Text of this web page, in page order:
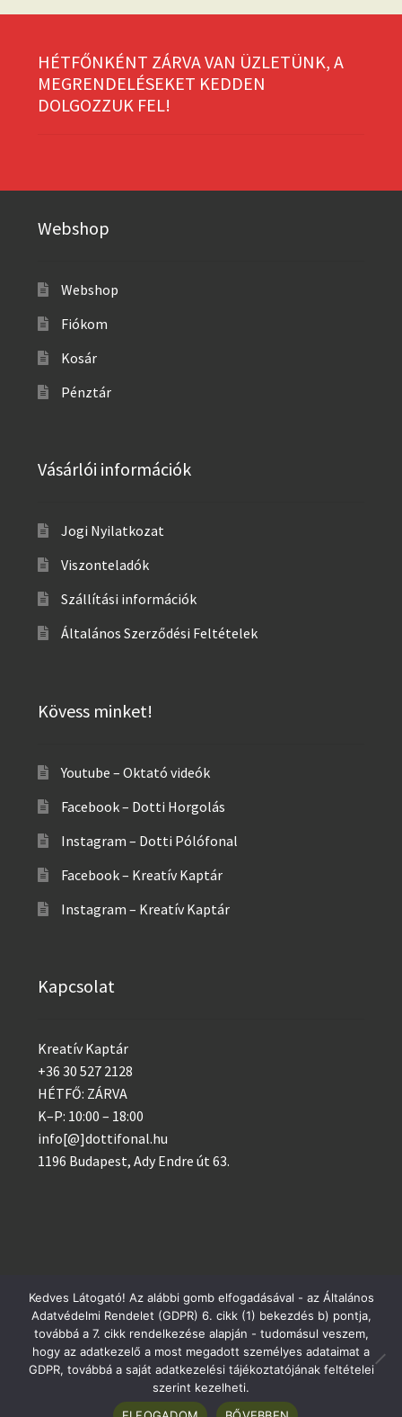
Postai csomagküldés szerdánként, GLS minden nap!
Bezárás
HÉTFŐNKÉNT ZÁRVA VAN ÜZLETÜNK, A
MEGRENDELÉSEKET KEDDEN
DOLGOZZUK FEL!
Webshop
Webshop
Fiókom
Kosár
Pénztár
Vásárlói információk
Jogi Nyilatkozat
Viszonteladók
Szállítási információk
Általános Szerződési Feltételek
Kövess minket!
Youtube – Oktató videók
Facebook – Dotti Horgolás
Instagram – Dotti Pólófonal
Facebook – Kreatív Kaptár
Instagram – Kreatív Kaptár
Kapcsolat
Kreatív Kaptár
+36 30 527 2128
HÉTFŐ: ZÁRVA
K–P: 10:00 – 18:00
info[@]dottifonal.hu
1196 Budapest, Ady Endre út 63.
© 2014 - 2023 Kreatív Kaptár
Adatvédelem
Kedves Látogató! Az alábbi gomb elfogadásával - az Általános
Adatvédelmi Rendelet (GDPR) 6. cikk (1) bekezdés b) pontja,
továbbá a 7. cikk rendelkezése alapján - tudomásul veszem,
hogy az adatkezelő a most megadott személyes adataimat a
GDPR, továbbá a saját adatkezelési tájékoztatójának feltételei
szerint kezelheti.